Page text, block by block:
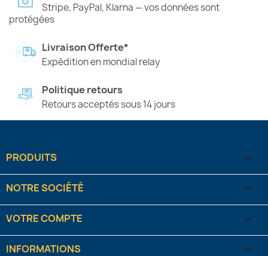
Stripe, PayPal, Klarna — vos données sont
protégées
Livraison Offerte*
Expédition en mondial relay
Politique retours
Retours acceptés sous 14 jours
PRODUITS 
NOTRE SOCIÉTÉ 
VOTRE COMPTE 
INFORMATIONS keyboard_arrow_down